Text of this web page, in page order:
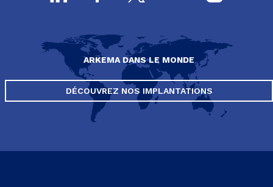
ARKEMA DANS LE MONDE
DÉCOUVREZ NOS IMPLANTATIONS